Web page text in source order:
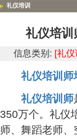
礼仪培训
礼仪培训
信息类别: [礼
礼仪培训师
礼仪培训师
350万个。礼仪
师、舞蹈老师